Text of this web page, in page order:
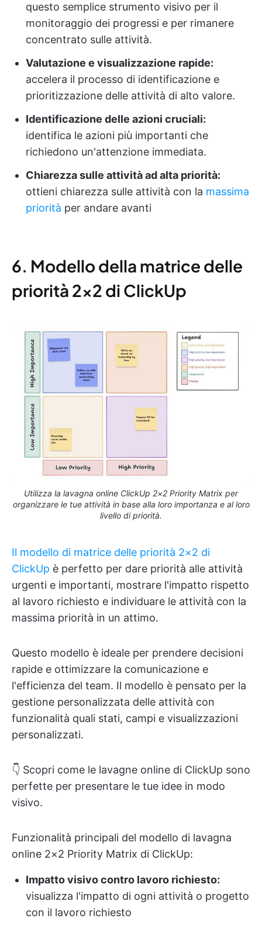
questo semplice strumento visivo per il
monitoraggio dei progressi e per rimanere
concentrato sulle attività.
Valutazione e visualizzazione rapide:
accelera il processo di identificazione e
prioritizzazione delle attività di alto valore.
Identificazione delle azioni cruciali:
identifica le azioni più importanti che
richiedono un'attenzione immediata.
Chiarezza sulle attività ad alta priorità:
ottieni chiarezza sulle attività con la massima
priorità per andare avanti
6. Modello della matrice delle
priorità 2×2 di ClickUp
Utilizza la lavagna online ClickUp 2×2 Priority Matrix per
organizzare le tue attività in base alla loro importanza e al loro
livello di priorità.
Il modello di matrice delle priorità 2×2 di
ClickUp è perfetto per dare priorità alle attività
urgenti e importanti, mostrare l'impatto rispetto
al lavoro richiesto e individuare le attività con la
massima priorità in un attimo.
Questo modello è ideale per prendere decisioni
rapide e ottimizzare la comunicazione e
l'efficienza del team. Il modello è pensato per la
gestione personalizzata delle attività con
funzionalità quali stati, campi e visualizzazioni
personalizzati.
👇 Scopri come le lavagne online di ClickUp sono
perfette per presentare le tue idee in modo
visivo.
Funzionalità principali del modello di lavagna
online 2×2 Priority Matrix di ClickUp:
Impatto visivo contro lavoro richiesto:
visualizza l'impatto di ogni attività o progetto
con il lavoro richiesto